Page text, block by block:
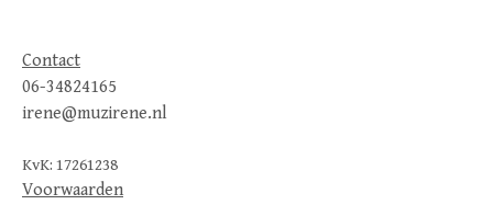
Contact
06-34824165
irene@muzirene.nl
KvK: 17261238
Voorwaarden